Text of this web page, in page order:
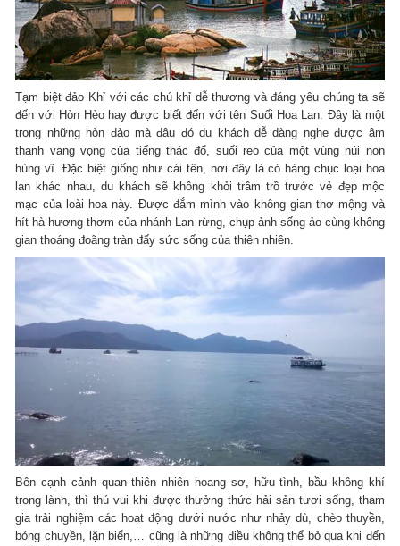
Tạm biệt đảo Khỉ với các chú khỉ dễ thương và đáng yêu chúng ta sẽ
đến với Hòn Hèo hay được biết đến với tên Suối Hoa Lan. Đây là một
trong những hòn đảo mà đâu đó du khách dễ dàng nghe được âm
thanh vang vọng của tiếng thác đổ, suối reo của một vùng núi non
hùng vĩ. Đặc biệt giống như cái tên, nơi đây là có hàng chục loại hoa
lan khác nhau, du khách sẽ không khỏi trầm trồ trước vẻ đẹp mộc
mạc của loài hoa này. Được đắm mình vào không gian thơ mộng và
hít hà hương thơm của nhánh Lan rừng, chụp ảnh sống ảo cùng không
gian thoáng đoãng tràn đấy sức sống của thiên nhiên.
Bên cạnh cảnh quan thiên nhiên hoang sơ, hữu tình, bầu không khí
trong lành, thì thú vui khi được thưởng thức hải sản tươi sống, tham
gia trải nghiệm các hoạt động dưới nước như nhảy dù, chèo thuyền,
bóng chuyền, lặn biển,… cũng là những điều không thể bỏ qua khi đến